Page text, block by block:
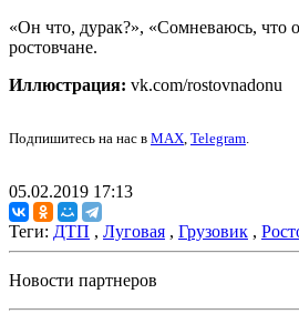
«Он что, дурак?», «Сомневаюсь, что
ростовчане.
Иллюстрация: vk.com/rostovnadonu
Подпишитесь на нас в MAX, Telegram.
05.02.2019 17:13
Теги: ДТП , Луговая , Грузовик ,
Новости партнеров